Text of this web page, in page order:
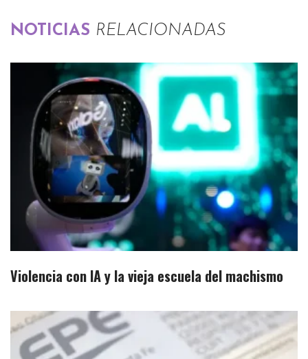
NOTICIAS RELACIONADAS
Violencia con IA y la vieja escuela del machismo